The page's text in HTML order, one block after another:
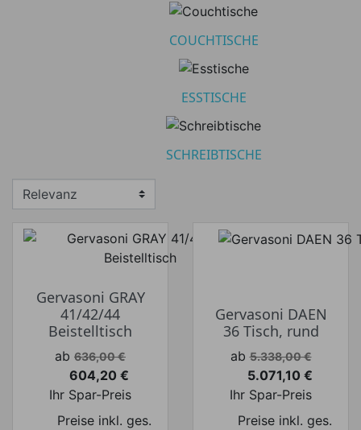
COUCHTISCHE
ESSTISCHE
SCHREIBTISCHE
Gervasoni GRAY
41/42/44
Beistelltisch
Verkaufspreis
ab 636,00 €
Preis
604,20 €
Ihr Spar-Preis
Preise inkl. ges.
Gervasoni DAEN
36 Tisch, rund
Verkaufspreis
ab 5.338,00 €
Preis
5.071,10 €
Ihr Spar-Preis
Preise inkl. ges.